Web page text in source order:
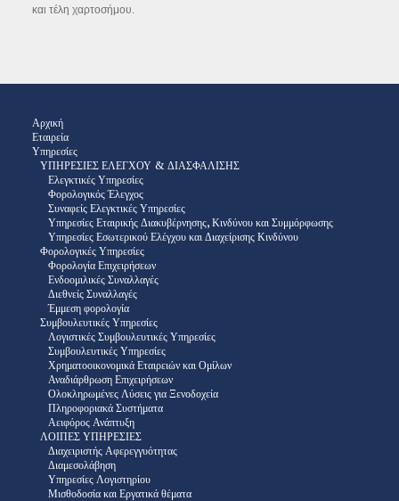
και τέλη χαρτοσήμου.
Αρχική
Εταιρεία
Υπηρεσίες
ΥΠΗΡΕΣΙΕΣ ΕΛΕΓΧΟΥ & ΔΙΑΣΦΑΛΙΣΗΣ
Ελεγκτικές Υπηρεσίες
Φορολογικός Έλεγχος
Συναφείς Ελεγκτικές Υπηρεσίες
Υπηρεσίες Εταιρικής Διακυβέρνησης, Κινδύνου και Συμμόρφωσης
Υπηρεσίες Εσωτερικού Ελέγχου και Διαχείρισης Κινδύνου
Φορολογικές Υπηρεσίες
Φορολογία Επιχειρήσεων
Ενδοομιλικές Συναλλαγές
Διεθνείς Συναλλαγές
Έμμεση φορολογία
Συμβουλευτικές Υπηρεσίες
Λογιστικές Συμβουλευτικές Υπηρεσίες
Συμβουλευτικές Υπηρεσίες
Χρηματοοικονομικά Εταιρειών και Ομίλων
Αναδιάρθρωση Επιχειρήσεων
Ολοκληρωμένες Λύσεις για Ξενοδοχεία
Πληροφοριακά Συστήματα
Αειφόρος Ανάπτυξη
ΛΟΙΠΕΣ ΥΠΗΡΕΣΙΕΣ
Διαχειριστής Αφερεγγυότητας
Διαμεσολάβηση
Υπηρεσίες Λογιστηρίου
Μισθοδοσία και Εργατικά θέματα